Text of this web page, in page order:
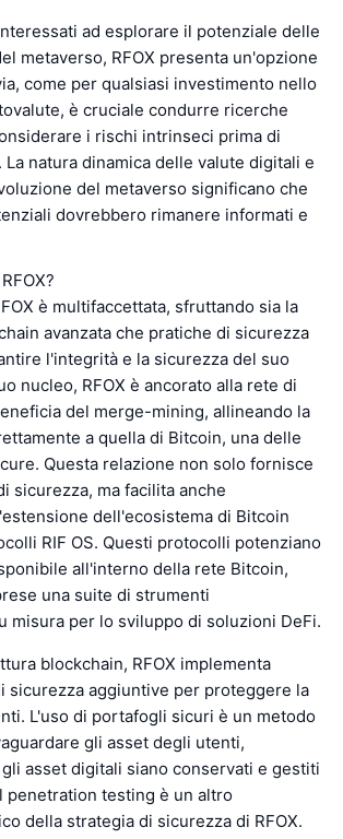
ad esplorare il potenziale delle
metaverso, RFOX presenta un'opzione
come per qualsiasi investimento nello
è cruciale condurre ricerche
i rischi intrinseci prima di
natura dinamica delle valute digitali e
del metaverso significano che
dovrebbero rimanere informati e
è multifaccettata, sfruttando sia la
avanzata che pratiche di sicurezza
l'integrità e la sicurezza del suo
nucleo, RFOX è ancorato alla rete di
del merge-mining, allineando la
a quella di Bitcoin, una delle
Questa relazione non solo fornisce
sicurezza, ma facilita anche
dell'ecosistema di Bitcoin
RIF OS. Questi protocolli potenziano
all'interno della rete Bitcoin,
una suite di strumenti
misura per lo sviluppo di soluzioni DeFi.
blockchain, RFOX implementa
sicurezza aggiuntive per proteggere la
L'uso di portafogli sicuri è un metodo
gli asset degli utenti,
asset digitali siano conservati e gestiti
penetration testing è un altro
della strategia di sicurezza di RFOX.